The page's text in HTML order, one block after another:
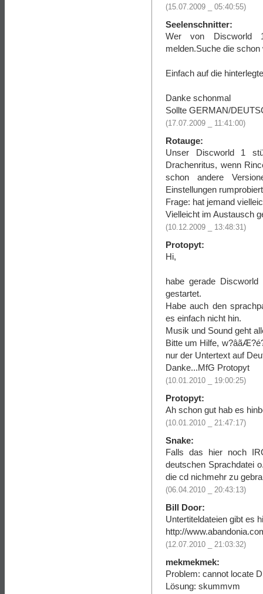
(15.07.2009 _ 05:40:55)
Seelenschnitter:
Wer von Discworld
melden.Suche die schon
Einfach auf die
Danke schonmal
Sollte GERMAN/
(17.07.2009 _ 11:41:00)
Rotauge:
Unser Discworld 1
Drachenritus, wenn
schon andere
Einstellungen
Frage: hat jemand
Vielleicht im Austausch
(10.12.2009 _ 13:48:31)
Protopyt:
Hi,
habe gerade
gestartet.
Habe auch den
es einfach nicht hin.
Musik und Sound geht
Bitte um Hilfe,
nur der Untertext auf
Danke...MfG Protopyt
(10.01.2010 _ 19:00:25)
Protopyt:
Ah schon gut hab es
(10.01.2010 _ 21:47:17)
Snake:
Falls das hier noch
deutschen Sprachdatei
die cd nichmehr zu
(06.04.2010 _ 20:43:13)
Bill Door:
Untertiteldateien gibt es
http://
(12.07.2010 _ 21:03:32)
mekmekmek:
Problem: cannot locate
Lösung: skummvm